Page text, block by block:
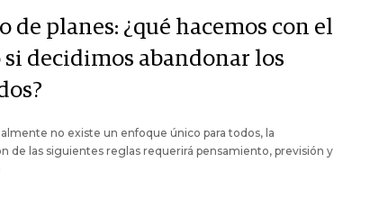
de planes: ¿qué hacemos con el
decidimos abandonar los
no existe un enfoque único para todos, la
de las siguientes reglas requerirá pensamiento, previsión y